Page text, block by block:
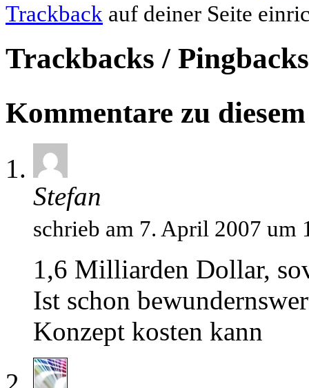
Trackback auf deiner Seite
Trackbacks /
Kommentare zu
Stefan
schrieb am 7. April 2007 um
1,6 Milliarden Dollar,
Ist schon
Konzept kosten kann